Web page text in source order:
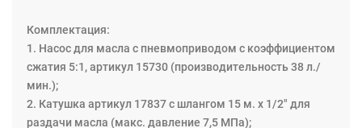
хранении.
Комплектация:
1. Насос для масла с пневмоприводом c коэффициентом
сжатия 5:1, артикул 15730 (производительность 38 л./
мин.);
2. Катушка артикул 17837 с шлангом 15 м. х 1/2" для
раздачи масла (макс. давление 7,5 МПа);